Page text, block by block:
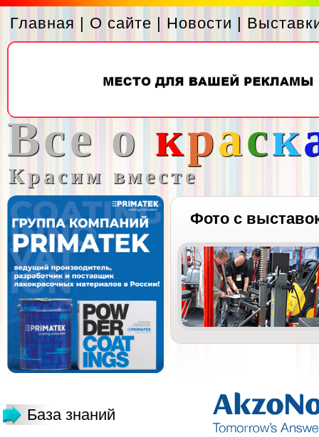
Главная | О сайте | Новости |
Все о краск
Красим вместе
Фото с
База знаний